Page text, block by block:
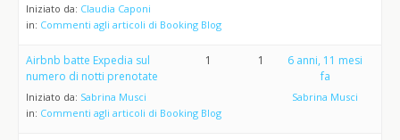
Iniziato da: Claudia Caponi
in: Commenti agli articoli di Booking Blog
Airbnb batte Expedia sul
numero di notti prenotate
Iniziato da: Sabrina Musci
in: Commenti agli articoli di Booking Blog
1 1
6 anni, 11 mesi
fa
Sabrina Musci